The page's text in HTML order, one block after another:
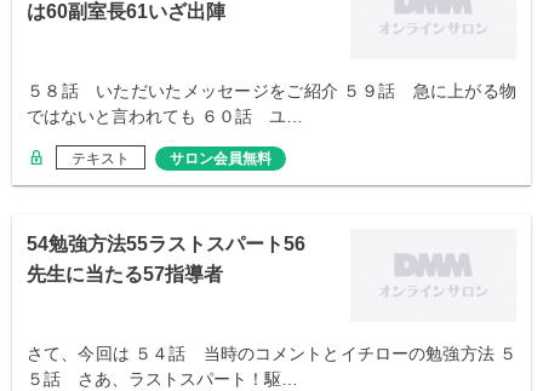
は60副室長61いざ出陣
５８話 いただいたメッセージをご紹介 ５９話 急に上がる物
ではないと言われても ６０話 ユ…
テキスト サロン会員無料
54勉強方法55ラストスパート56
先生に当たる57指導者
さて、今回は ５４話 当時のコメントとイチローの勉強方法 ５
５話 さあ、ラストスパート！駆…